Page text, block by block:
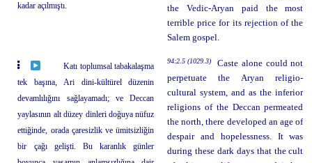
kadar açılmıştı.
the Vedic-Aryan paid the most
terrible price for its rejection of the
Salem gospel.
Katı toplumsal tabakalaşma
tek başına, Ari dini-kültürel düzenin
devamlılığını sağlayamadı; ve Deccan
yaylasının alt düzey dinleri doğuya nüfuz
ettiğinde, orada çaresizlik ve ümitsizliğin
bir çağı gelişti. Bu karanlık günler
94:2.5 (1029.3)
Caste alone could not
perpetuate the Aryan religio-
cultural system, and as the inferior
religions of the Deccan permeated
the north, there developed an age of
despair and hopelessness. It was
during these dark days that the cult